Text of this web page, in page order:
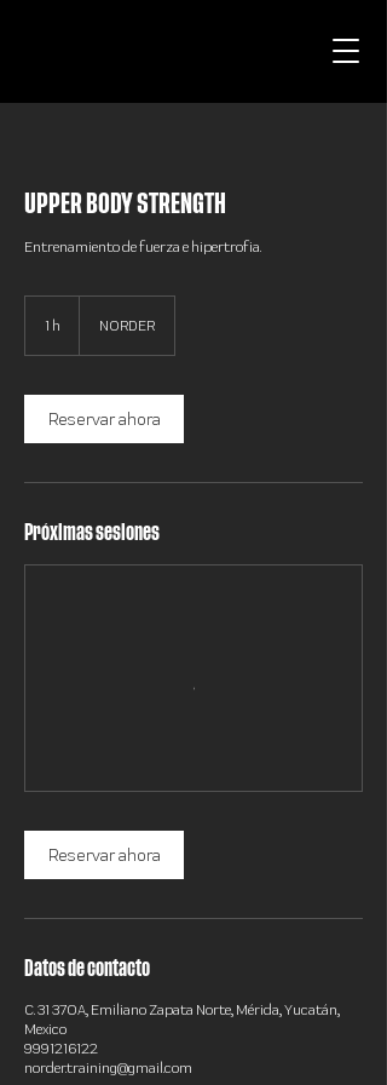
UPPER BODY STRENGTH
Entrenamiento de fuerza e hipertrofia.
1 h NORDER
Reservar ahora
Próximas sesiones
Reservar ahora
Datos de contacto
C. 31 370A, Emiliano Zapata Norte, Mérida, Yucatán,
Mexico
9991216122
norder.training@gmail.com